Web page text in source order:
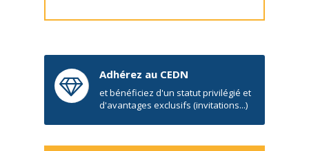
Adhérez au CEDN
et bénéficiez d'un statut privilégié et
d'avantages exclusifs (invitations...)